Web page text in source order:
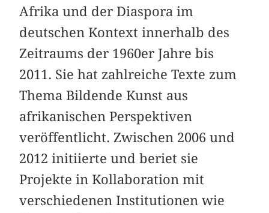
Afrika und der Diaspora im
deutschen Kontext innerhalb des
Zeitraums der 1960er Jahre bis
2011. Sie hat zahlreiche Texte zum
Thema Bildende Kunst aus
afrikanischen Perspektiven
veröffentlicht. Zwischen 2006 und
2012 initiierte und beriet sie
Projekte in Kollaboration mit
verschiedenen Institutionen wie